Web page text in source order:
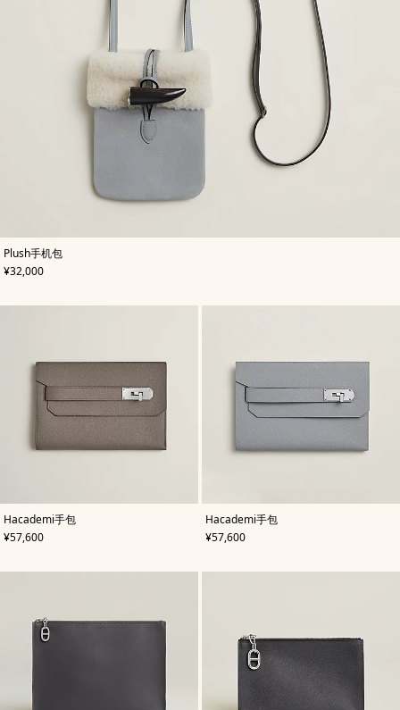
Plush手机包
,颜
色:
灰
,
价格
¥32,000
Hacademi手包
,颜
色:
灰
,
价格
¥57,600
Hacademi手包
,颜
色:
灰
,
价格
¥57,600